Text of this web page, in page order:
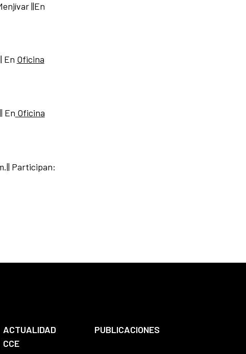
||En
En Oficina
En Oficina
Participan:
ACTUALIDAD
PUBLICACIONES
CCE